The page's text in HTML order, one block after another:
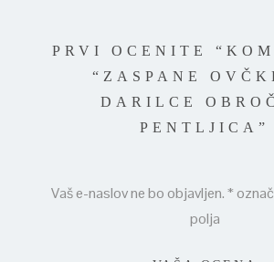
PRVI OCENITE
“ZASPANE
DARILCE
PENTLJICA”
Vaš e-naslov ne bo objavljen.*
polja